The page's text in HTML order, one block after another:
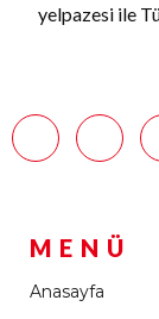
yelpazesi ile
MENÜ
Anasayfa